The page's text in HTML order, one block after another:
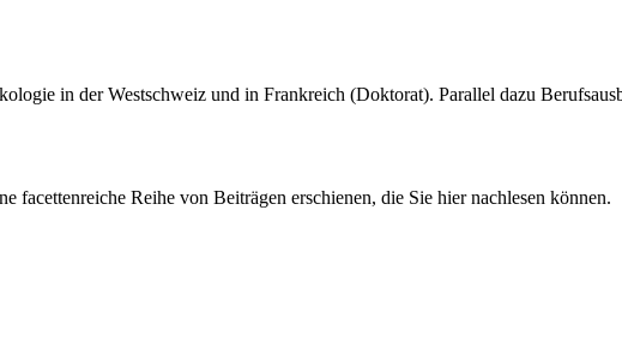
in der Westschweiz und in Frankreich (Doktorat). Parallel dazu
Reihe von Beiträgen erschienen, die Sie hier nachlesen können.